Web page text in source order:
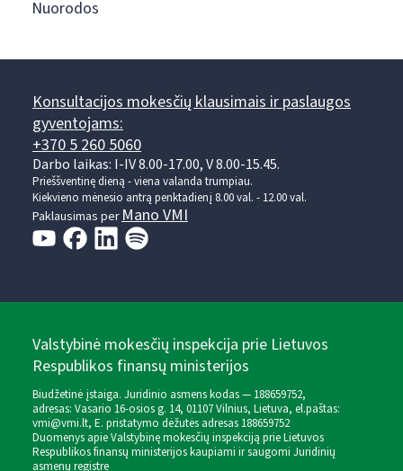
Nuorodos
Konsultacijos mokesčių klausimais ir paslaugos
gyventojams:
+370 5 260 5060
Darbo laikas: I-IV 8.00-17.00, V 8.00-15.45.
Prieššventinę dieną - viena valanda trumpiau.
Kiekvieno mėnesio antrą penktadienį 8.00 val. - 12.00 val.
Paklausimas perMano VMI
Valstybinė mokesčių inspekcija prie Lietuvos
Respublikos finansų ministerijos
Biudžetinė įstaiga. Juridinio asmens kodas — 188659752,
adresas: Vasario 16-osios g. 14, 01107 Vilnius, Lietuva, el.paštas:
vmi@vmi.lt, E. pristatymo dėžutės adresas 188659752
Duomenys apie Valstybinę mokesčių inspekciją prie Lietuvos
Respublikos finansų ministerijos kaupiami ir saugomi Juridinių
asmenų registre